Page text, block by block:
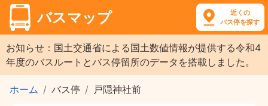
バスマップ
近くの
バス停を探す
お知らせ：国土交通省による国土数値情報が提供する令和4
年度のバスルートとバス停留所のデータを搭載しました。
ホーム バス停 戸隠神社前